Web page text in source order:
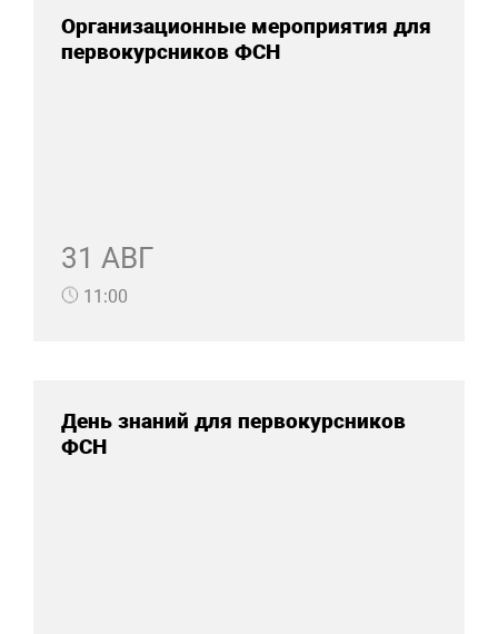
Организационные мероприятия для
первокурсников ФСН
31 АВГ
11:00
День знаний для первокурсников
ФСН